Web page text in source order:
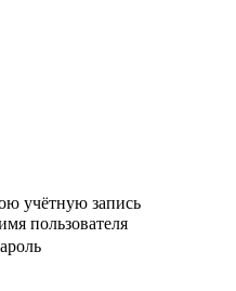
учётную запись
пользователя